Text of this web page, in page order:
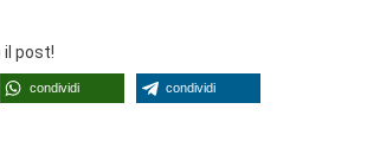
il post!
condividi condividi